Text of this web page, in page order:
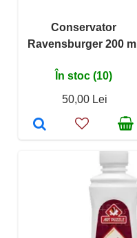
Conservator
Ravensburger 200 ml
În stoc (10)
50,00 Lei